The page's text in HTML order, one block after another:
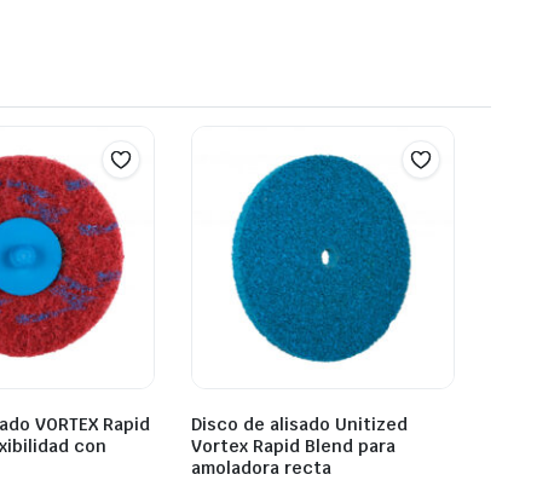
VORTEX Rapid
con
Disco de alisado Unitized
Vortex Rapid Blend para
amoladora recta